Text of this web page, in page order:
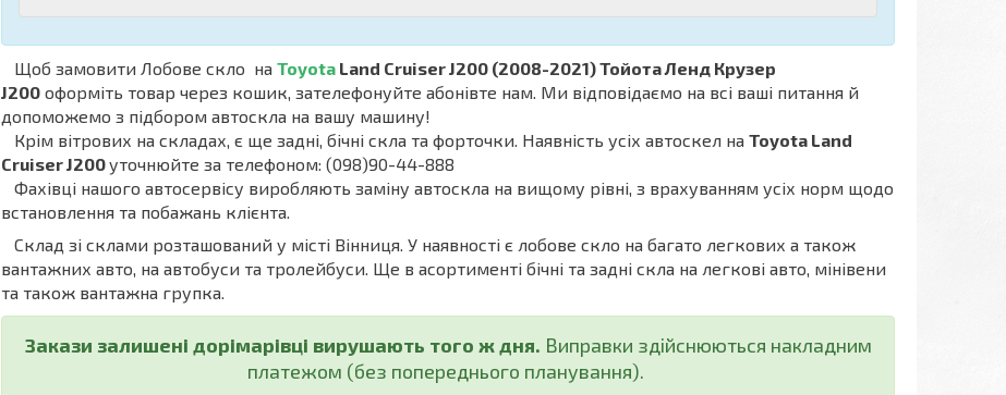
Щоб замовити Лобове скло на Toyota Land Cruiser J200 (2008-2021) Тойота Ленд Крузер
J200 оформіть товар через кошик, зателефонуйте абонівте нам. Ми відповідаємо на всі ваші питання й
допоможемо з підбором автоскла на вашу машину!
Крім вітрових на складах, є ще задні, бічні скла та форточки. Наявність усіх автоскел на Toyota Land
Cruiser J200уточнюйте за телефоном: (098)90-44-888
Фахівці нашого автосервісу виробляють заміну автоскла на вищому рівні, з врахуванням усіх норм щодо
встановлення та побажань клієнта.
Склад зі склами розташований у місті Вінниця. У наявності є лобове скло на багато легкових а також
вантажних авто, на автобуси та тролейбуси. Ще в асортименті бічні та задні скла на легкові авто, мінівени
та також вантажна групка.
Закази залишені дорімарівці вирушають того ж дня. Виправки здійснюються накладним
платежом (без попереднього планування).